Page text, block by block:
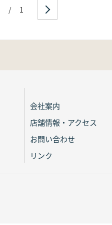
/ 1
会社案内
店舗情報・アクセス
お問い合わせ
リンク